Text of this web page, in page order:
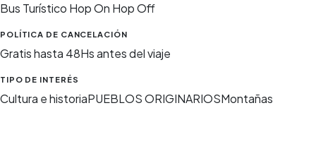
Bus Turístico Hop On Hop Off
POLÍTICA DE CANCELACIÓN
Gratis hasta 48Hs antes del viaje
TIPO DE INTERÉS
Cultura e historiaPUEBLOS ORIGINARIOSMontañas